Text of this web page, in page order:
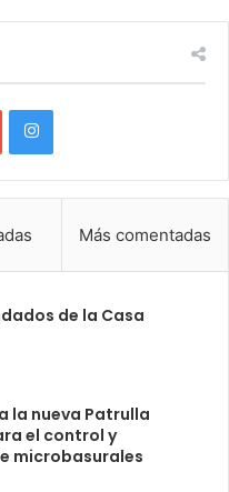
Más comentadas
de la Casa
la nueva Patrulla
el control y
microbasurales